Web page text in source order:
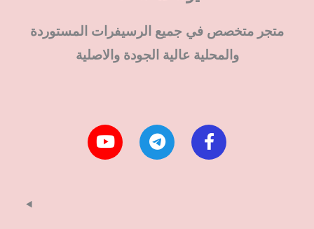
متجر متخصص في جميع الرسيفرات المستوردة
والمحلية عالية الجودة والاصلية